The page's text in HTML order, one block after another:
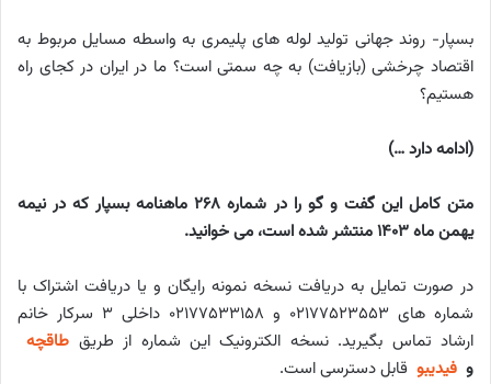
بسپار- روند جهانی تولید لوله های پلیمری به واسطه مسایل مربوط به
اقتصاد چرخشی (بازیافت) به چه سمتی است؟ ما در ایران در کجای راه
هستیم؟
(ادامه دارد …)
متن کامل این گفت و گو را در شماره 268 ماهنامه بسپار که در نیمه
یهمن ماه 1403 منتشر شده است، می خوانید.
در صورت تمایل به دریافت نسخه نمونه رایگان و یا دریافت اشتراک با
شماره های ۰۲۱۷۷۵۲۳۵۵۳ و ۰۲۱۷۷۵۳۳۱۵۸ داخلی ۳ سرکار خانم
ارشاد تماس بگیرید. نسخه الکترونیک این شماره از طریق طاقچه
و فیدیبو قابل دسترسی است.